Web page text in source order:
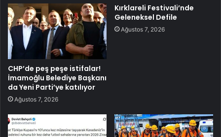
CHP’de peş peşe istifalar!
İmamoğlu Belediye Başkanı
da Yeni Parti’ye katılıyor
Ağustos 7, 2026
Kırklareli Festivali’nde
Geleneksel Defile
Ağustos 7, 2026